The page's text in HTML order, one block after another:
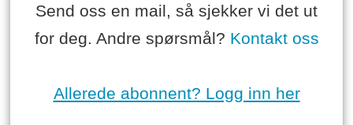
Send oss en mail, så sjekker vi det ut
for deg. Andre spørsmål? Kontakt oss
Allerede abonnent? Logg inn her